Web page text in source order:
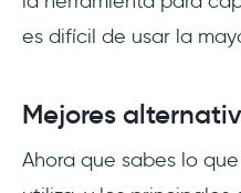
es difícil de usar la
Mejores
Ahora que sabes lo